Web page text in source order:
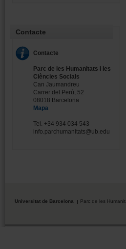
Contacte
Contacte
Parc de les Humanitats i les
Ciències Socials
Can Jaumandreu
Carrer del Perú, 52
08018 Barcelona
Mapa
Tel. +34 934 034 543
info.parchumanitats@ub.edu
Universitat de Barcelona Parc de les